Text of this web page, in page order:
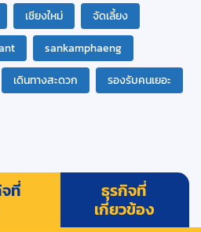
เชียงใหม่
จัดเลี้ยง
sankamphaeng
เดินทางสะดวก
รองรับคนเยอะ
ที่
ธุรกิจที่
เกี่ยวข้อง